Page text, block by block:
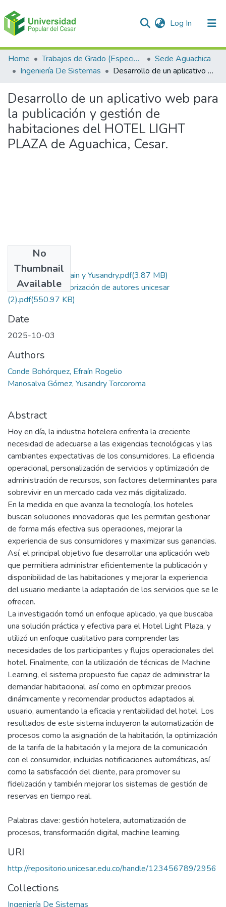
Log In (current)
Communities & Collections
All of DSpace
Statistics
Home Trabajos de Grado (Especializaciones y Pregrados)
Sede Aguachica
Ingeniería De Sistemas
Desarrollo de un aplicativo web para la publicación y gestión de habitaciones del HOTEL LIGHT PLAZA de Aguachica, Cesar.
Desarrollo de un aplicativo web para
la publicación y gestión de
habitaciones del HOTEL LIGHT
PLAZA de Aguachica, Cesar.
No
Thumbnail
Available
Proyecto Final Efrain y Yusandry.pdf(3.87 MB)
2. Licencia y autorización de autores unicesar
(2).pdf(550.97 KB)
Date
2025-10-03
Authors
Conde Bohórquez, Efraín Rogelio
Manosalva Gómez, Yusandry Torcoroma
Abstract
Hoy en día, la industria hotelera enfrenta la creciente
necesidad de adecuarse a las exigencias tecnológicas y las
cambiantes expectativas de los consumidores. La eficiencia
operacional, personalización de servicios y optimización de
administración de recursos, son factores determinantes para
sobrevivir en un mercado cada vez más digitalizado.
En la medida en que avanza la tecnología, los hoteles
buscan soluciones innovadoras que les permitan gestionar
de forma más efectiva sus operaciones, mejorar la
experiencia de sus consumidores y maximizar sus ganancias.
Así, el principal objetivo fue desarrollar una aplicación web
que permitiera administrar eficientemente la publicación y
disponibilidad de las habitaciones y mejorar la experiencia
del usuario mediante la adaptación de los servicios que se le
ofrecen.
La investigación tomó un enfoque aplicado, ya que buscaba
una solución práctica y efectiva para el Hotel Light Plaza, y
utilizó un enfoque cualitativo para comprender las
necesidades de los participantes y flujos operacionales del
hotel. Finalmente, con la utilización de técnicas de Machine
Learning, el sistema propuesto fue capaz de administrar la
demandar habitacional, así como en optimizar precios
dinámicamente y recomendar productos adaptados al
usuario, aumentando la eficacia y rentabilidad del hotel. Los
resultados de este sistema incluyeron la automatización de
procesos como la asignación de la habitación, la optimización
de la tarifa de la habitación y la mejora de la comunicación
con el consumidor, incluidas notificaciones automáticas, así
como la satisfacción del cliente, para promover su
fidelización y también mejorar los sistemas de gestión de
reservas en tiempo real.
Palabras clave: gestión hotelera, automatización de
procesos, transformación digital, machine learning.
URI
http://repositorio.unicesar.edu.co/handle/123456789/2956
Collections
Ingeniería De Sistemas